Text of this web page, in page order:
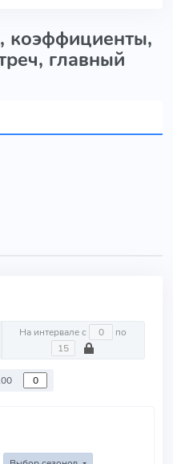
коэффициенты,
главный
На интервале с по